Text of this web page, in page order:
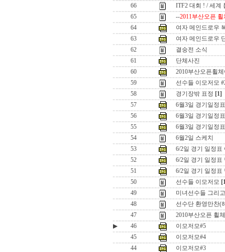
66
ITF2 대회 ! / 세계
65
--2011부산오픈
64
여자 메인드로우
63
여자 메인드로우
62
결숭전 소식
61
단체사진
60
2010부산오픈휠
59
선수들 이모저모
58
경기장밖 표정 [1]
57
6월3일 경기일정
56
6월3일 경기일정
55
6월3일 경기일정
54
6월2일 스케치
53
6/2일 경기 일정표
52
6/2일 경기 일정표
51
6/2일 경기 일정표
50
선수들 이모저모
49
미녀선수들 그리
48
선수단 환영만찬(
47
2010부산오픈 휠
▶
46
이모저모#5
45
이모저모#4
44
이모저모#3